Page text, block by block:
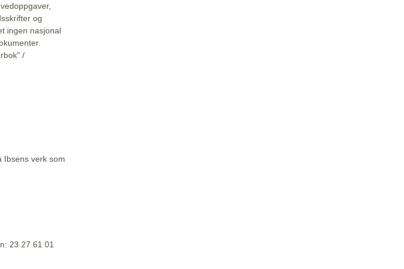
og
ingen nasjonal
/
Ibsens verk som
23 27 61 01